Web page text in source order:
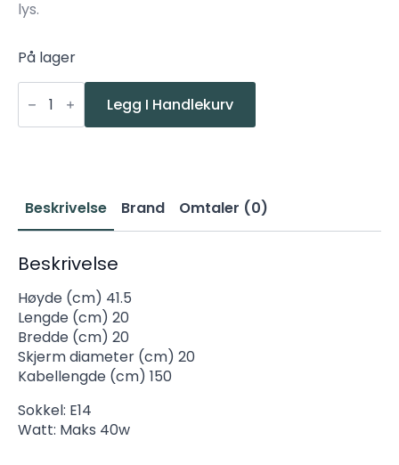
lys.
På lager
Nordlux
Ellen
bord
opal
Legg I Handlekurv
Beskrivelse Brand Omtaler (0)
Beskrivelse
Høyde (cm) 41.5
Lengde (cm) 20
Bredde (cm) 20
Skjerm diameter (cm) 20
Kabellengde (cm) 150
Sokkel: E14
Watt: Maks 40w